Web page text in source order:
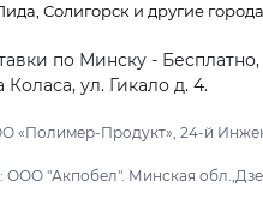
Солигорск и другие города.
по Минску -
ул. Гикало д. 4.
«Полимер-Продукт», 24-й
ООО "Акпобел". Минская